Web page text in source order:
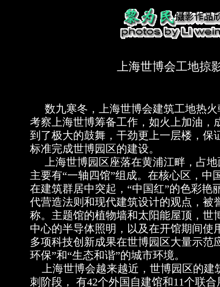
上海世博会工地掠
数九寒冬，上海世博会建筑工地热火
考察上海世博筹备工作，如火上加油，
到了极大的鼓舞，干劲更上一层楼，保
标准完成世博园区的建设。
上海世博园区座落在黄浦江畔，占地
主要有“一轴四馆”组成。在核心区，中
在建筑群居中突起，“中国红”的色彩艳
代营造法则和现代建筑设计的观点，被
称。主题馆的植物墙和太阳能屋顶，世
中心的半导体照明，以及在开馆期间使
多项科技创新成果在世博园区大量示范
环保”和“生态和谐”的城市环境。
上海世博会越来越近，世博园区的建
刺阶段， 有42个外国自建馆和11个联